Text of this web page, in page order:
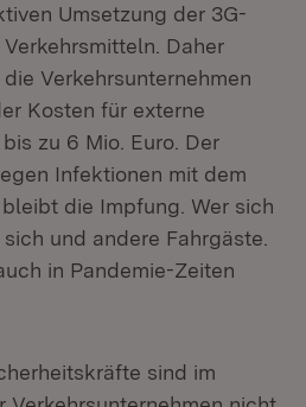
Umsetzung der 3G-
Daher
Verkehrsunternehmen
Kosten für externe
zu 6 Mio. Euro. Der
Infektionen mit dem
die Impfung. Wer sich
und andere Fahrgäste.
in Pandemie-Zeiten
sind im